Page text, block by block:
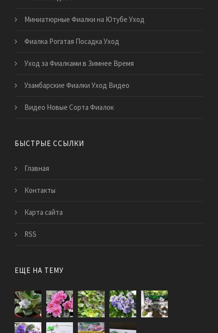
Миниатюрные Фиалки на Ютубе Уход
Фиалка Рогатая Посадка Уход
Уход за Фиалками в Зимнее Время
Узамбарские Фиалки Уход Видео
Видео Новые Сорта Фиалок
БЫСТРЫЕ ССЫЛКИ
Главная
Контакты
Карта сайта
RSS
ЕЩЕ НА ТЕМУ